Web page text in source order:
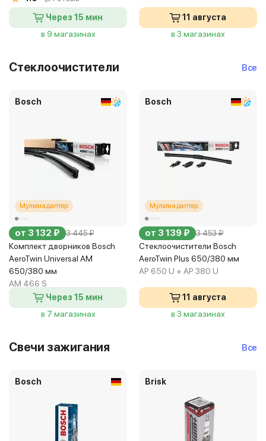
Через 15 мин
в 9 магазинах
11 августа
в 3 магазинах
Стеклоочистители Все
Bosch
Мультиадаптер
от 3 132 ₽ 3 445 ₽
Комплект дворников Bosch
AeroTwin Universal AM
650/380 мм
AM 466 S
Через 15 мин
в 7 магазинах
Bosch
Мультиадаптер
от 3 139 ₽ 3 453 ₽
Стеклоочистители Bosch
AeroTwin Plus 650/380 мм
AP 650 U + AP 380 U
11 августа
в 3 магазинах
Свечи зажигания Все
Bosch Brisk